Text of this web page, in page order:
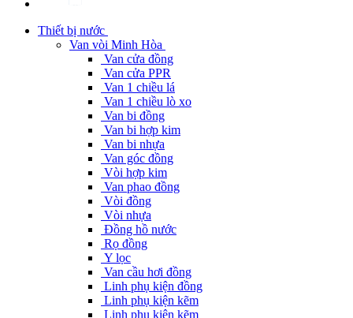
Thiết bị nước
Van vòi Minh Hòa
Van cửa đồng
Van cửa PPR
Van 1 chiều lá
Van 1 chiều lò xo
Van bi đồng
Van bi hợp kim
Van bi nhựa
Van góc đồng
Vòi hợp kim
Van phao đồng
Vòi đồng
Vòi nhựa
Đồng hồ nước
Rọ đồng
Y lọc
Van cầu hơi đồng
Linh phụ kiện đồng
Linh phụ kiện kẽm
Linh phụ kiện kẽm